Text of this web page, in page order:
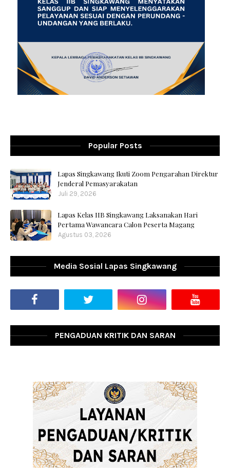
Popular Posts
Lapas Singkawang Ikuti Zoom Pengarahan Direktur
Jenderal Pemasyarakatan
Juli 29, 2026
Lapas Kelas IIB Singkawang Laksanakan Hari
Pertama Wawancara Calon Peserta Magang
Agustus 03, 2026
Media Sosial Lapas Singkawang
PENGADUAN KRITIK DAN SARAN